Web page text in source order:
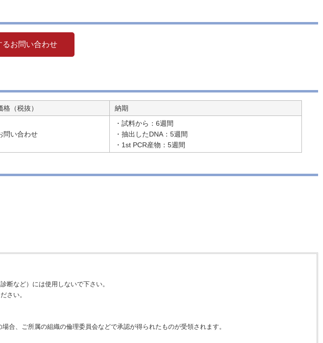
お問い合わせ
格（税抜） 納期
問い合わせ
・試料から：6週間
・抽出したDNA：5週間
・1st PCR産物：5週間
断など）には使用しないで下さい。
さい。
、ご所属の組織の倫理委員会などで承認が得られたものが受領されます。